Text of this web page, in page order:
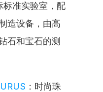
标准实验室，配
造设备，由高
石和宝石的测
：时尚珠